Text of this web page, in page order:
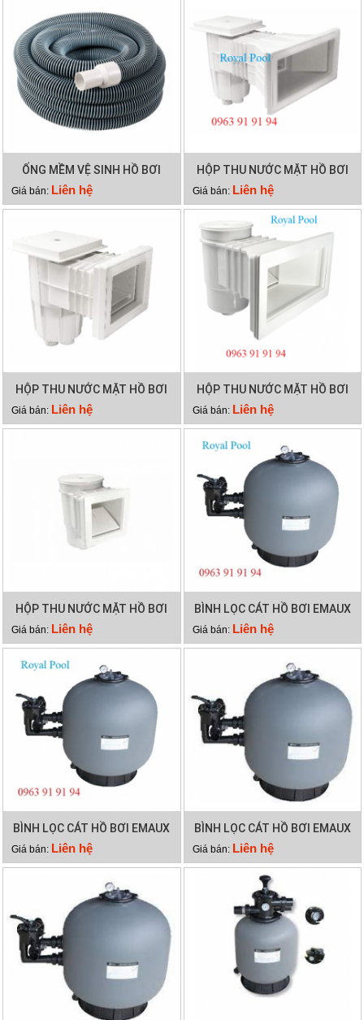
ỐNG MỀM VỆ SINH HỒ BƠI
12M 2 LỚP
Giá bán: Liên hệ
HỘP THU NƯỚC MẶT HỒ BƠI
EMAUX EM0140
Giá bán: Liên hệ
HỘP THU NƯỚC MẶT HỒ BƠI
EMAUX EM0130
Giá bán: Liên hệ
HỘP THU NƯỚC MẶT HỒ BƠI
EMAUX EM0020
Giá bán: Liên hệ
HỘP THU NƯỚC MẶT HỒ BƠI
EMAUX EM0010
Giá bán: Liên hệ
BÌNH LỌC CÁT HỒ BƠI EMAUX
SP500
Giá bán: Liên hệ
BÌNH LỌC CÁT HỒ BƠI EMAUX
SP450
Giá bán: Liên hệ
BÌNH LỌC CÁT HỒ BƠI EMAUX
SP650
Giá bán: Liên hệ